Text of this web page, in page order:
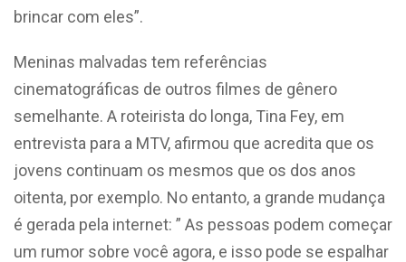
brincar com eles”.
Meninas malvadas tem referências
cinematográficas de outros filmes de gênero
semelhante. A roteirista do longa, Tina Fey, em
entrevista para a MTV, afirmou que acredita que os
jovens continuam os mesmos que os dos anos
oitenta, por exemplo. No entanto, a grande mudança
é gerada pela internet: ” As pessoas podem começar
um rumor sobre você agora, e isso pode se espalhar